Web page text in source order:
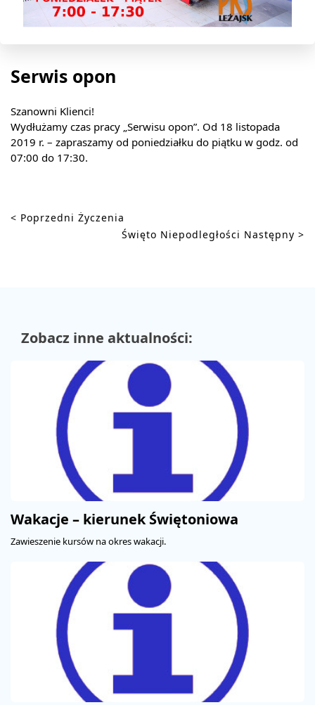
USŁUGI
ROZKŁAD
Serwis opon
Szanowni Klienci!
Wydłużamy czas pracy „Serwisu opon”. Od 18 listopada
2019 r. – zapraszamy od poniedziałku do piątku w godz. od
07:00 do 17:30.
< Poprzedni Życzenia
Święto Niepodległości Następny >
Zobacz inne aktualności:
Wakacje – kierunek Świętoniowa
Zawieszenie kursów na okres wakacji.